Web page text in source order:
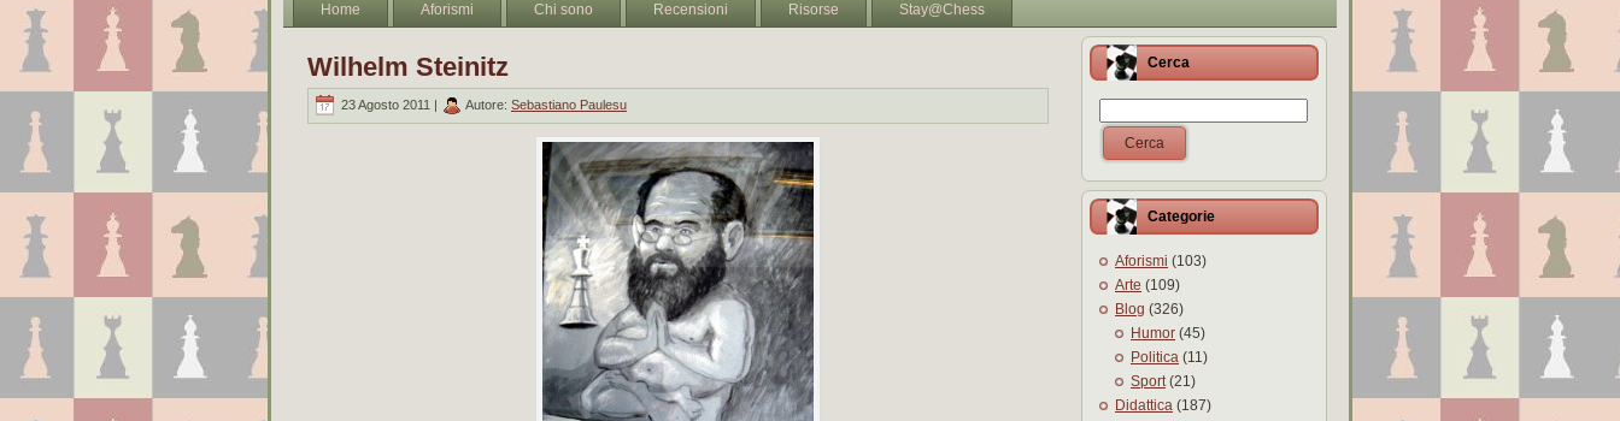
Home Aforismi Chi sono Recensioni Risorse Stay@Chess
Wilhelm Steinitz
23 Agosto 2011 | Autore: Sebastiano Paulesu
Cerca
Cerca
Categorie
Aforismi (103)
Arte (109)
Blog (326)
Humor (45)
Politica (11)
Sport(21)
Didattica (187)